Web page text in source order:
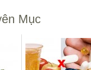
Mục